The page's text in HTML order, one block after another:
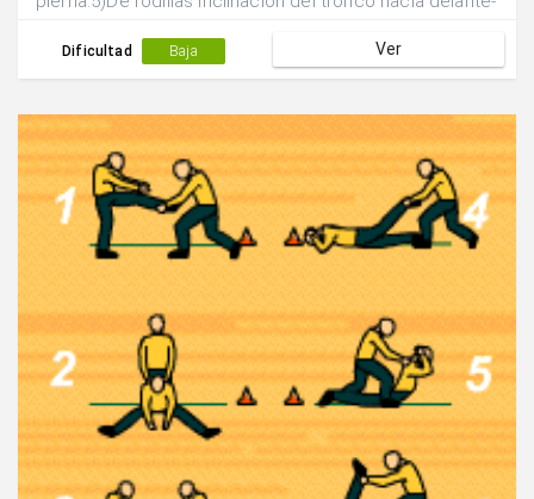
punteras. Realizar 2 vueltas completas al circuito:1)15”
de acción.2)20” de acción.Recuperación andando entre
Dificultad Baja Ver